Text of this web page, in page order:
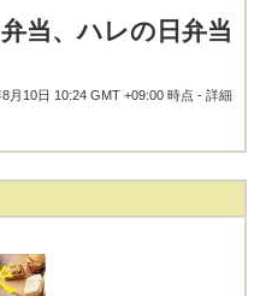
当、ハレの日弁当
8月10日 10:24 GMT +09:00 時点 -詳細